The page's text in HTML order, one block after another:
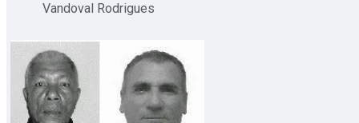
Vandoval Rodrigues